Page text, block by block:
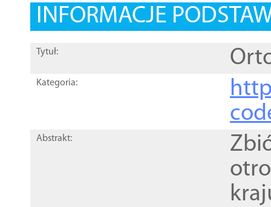
INFORMACJE
Tytuł:
Kategoria:
Abstrakt: